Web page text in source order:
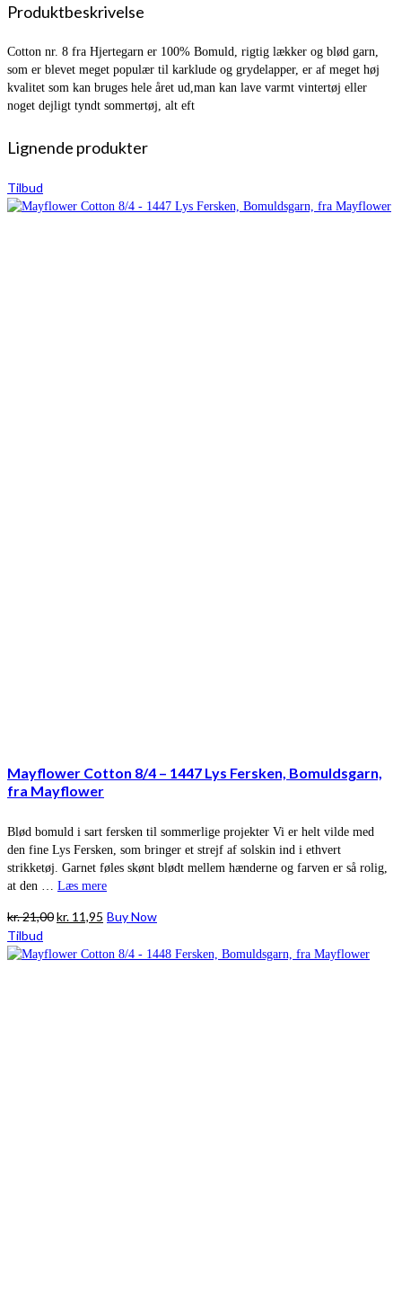
Produktbeskrivelse
Cotton nr. 8 fra Hjertegarn er 100% Bomuld, rigtig lækker og blød garn,
som er blevet meget populær til karklude og grydelapper, er af meget høj
kvalitet som kan bruges hele året ud,man kan lave varmt vintertøj eller
noget dejligt tyndt sommertøj, alt eft
Lignende produkter
Tilbud
Mayflower Cotton 8/4 – 1447 Lys Fersken, Bomuldsgarn,
fra Mayflower
Blød bomuld i sart fersken til sommerlige projekter Vi er helt vilde med
den fine Lys Fersken, som bringer et strejf af solskin ind i ethvert
strikketøj. Garnet føles skønt blødt mellem hænderne og farven er så rolig,
at den … Læs mere
kr.21,00Den
pris
kr. 11,95 Den
pris
Buy Now
Tilbud